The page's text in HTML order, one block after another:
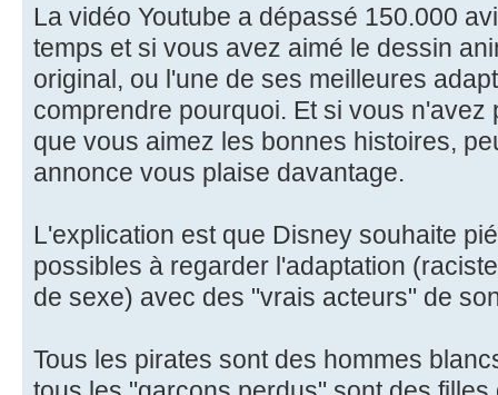
La vidéo Youtube a dépassé 150.000
temps et si vous avez aimé le dessin
original, ou l'une de ses meilleures
comprendre pourquoi. Et si vous n'avez
que vous aimez les bonnes histoires,
annonce vous plaise davantage.
L'explication est que Disney souhaite
possibles à regarder l'adaptation
de sexe) avec des "vrais acteurs" de
Tous les pirates sont des hommes